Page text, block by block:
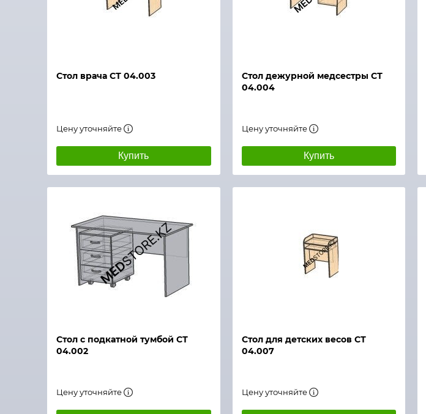
Стол врача СТ 04.003
Цену уточняйте
Купить
Стол дежурной медсестры СТ
04.004
Цену уточняйте
Купить
Стол с подкатной тумбой СТ
04.002
Цену уточняйте
Стол для детских весов СТ
04.007
Цену уточняйте